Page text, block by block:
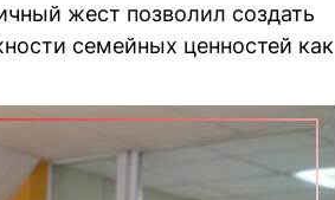
жест позволил создать
семейных ценностей как